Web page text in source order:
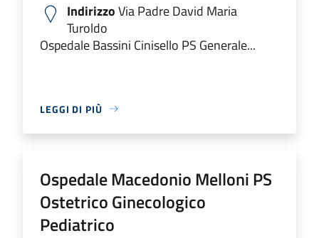
IndirizzoVia Padre David Maria
Turoldo
Ospedale Bassini Cinisello PS Generale...
LEGGI DI PIÙ
Ospedale Macedonio Melloni PS
Ostetrico Ginecologico
Pediatrico